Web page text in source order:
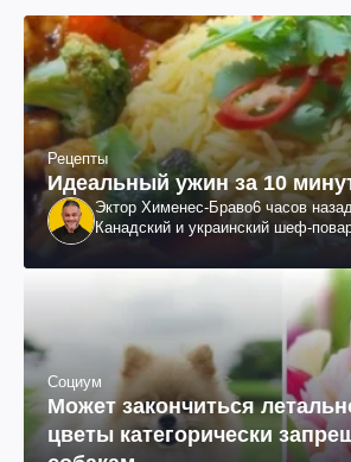
Рецепты
Идеальный ужин за 10
Эктор Хименес-Браво6 часов
Канадский и украинский шеф-
Социум
Может закончиться
цветы категорически